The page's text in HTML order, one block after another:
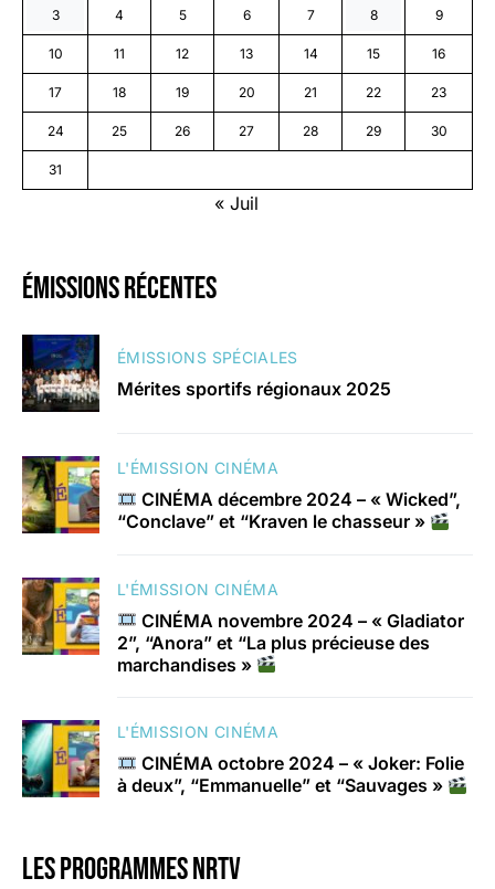
3 4 5 6 7 8 9
10 11 12 13 14 15 16
17 18 19 20 21 22 23
24 25 26 27 28 29 30
31
« Juil
émissions récentes
ÉMISSIONS SPÉCIALES
Mérites sportifs régionaux 2025
L'ÉMISSION CINÉMA
CINÉMA décembre 2024 – « Wicked”,
“Conclave” et “Kraven le chasseur »
L'ÉMISSION CINÉMA
CINÉMA novembre 2024 – « Gladiator
2”, “Anora” et “La plus précieuse des
marchandises »
L'ÉMISSION CINÉMA
CINÉMA octobre 2024 – « Joker: Folie
à deux”, “Emmanuelle” et “Sauvages »
Les programmes nrtv